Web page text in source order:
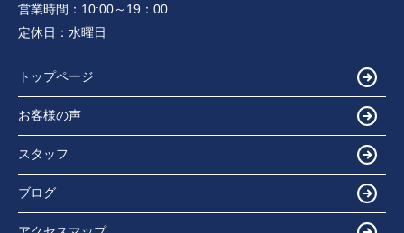
営業時間： 10:00～19：00
定休日： 水曜日
トップページ
お客様の声
スタッフ
ブログ